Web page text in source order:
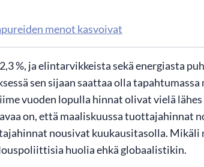
menot kasvoivat
%, ja elintarvikkeista sekä energiasta
sen sijaan saattaa olla tapahtumassa
vuoden lopulla hinnat olivat vielä lähes
on, että maaliskuussa tuottajahinnat
nousivat kuukausitasolla.
huolia ehkä globaalistikin.